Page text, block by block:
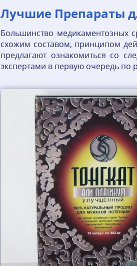
Лучшие Препараты
Большинство медикаментозных
схожим составом, принципом
предлагают ознакомиться со
экспертами в первую очередь